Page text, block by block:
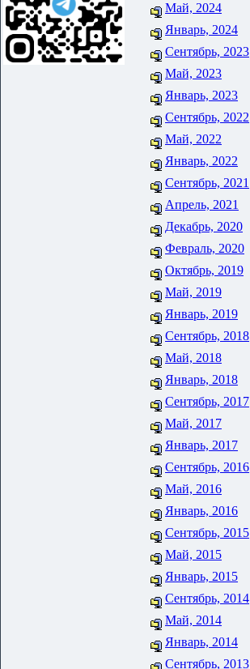
Май, 2024
Январь, 2024
Сентябрь, 2023
Май, 2023
Январь, 2023
Сентябрь, 2022
Май, 2022
Январь, 2022
Сентябрь, 2021
Апрель, 2021
Декабрь, 2020
Февраль, 2020
Октябрь, 2019
Май, 2019
Январь, 2019
Сентябрь, 2018
Май, 2018
Январь, 2018
Сентябрь, 2017
Май, 2017
Январь, 2017
Сентябрь, 2016
Май, 2016
Январь, 2016
Сентябрь, 2015
Май, 2015
Январь, 2015
Сентябрь, 2014
Май, 2014
Январь, 2014
Сентябрь, 2013